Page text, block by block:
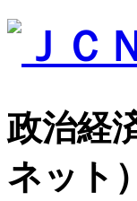
政治経
ネット）